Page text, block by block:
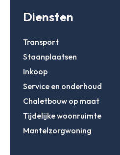
Diensten
Transport
Staanplaatsen
Inkoop
Service en onderhoud
Chaletbouw op maat
Tijdelijke woonruimte
Mantelzorgwoning